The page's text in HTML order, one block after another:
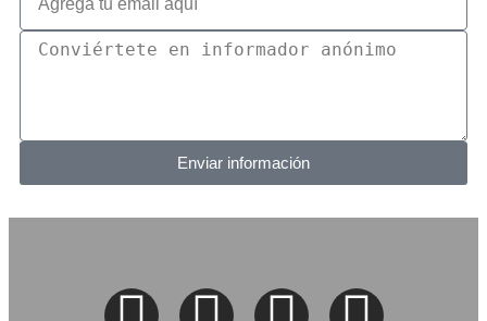
Enviar información